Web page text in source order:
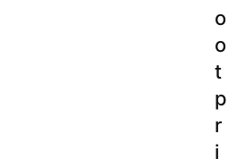
o
o
t
p
r
i